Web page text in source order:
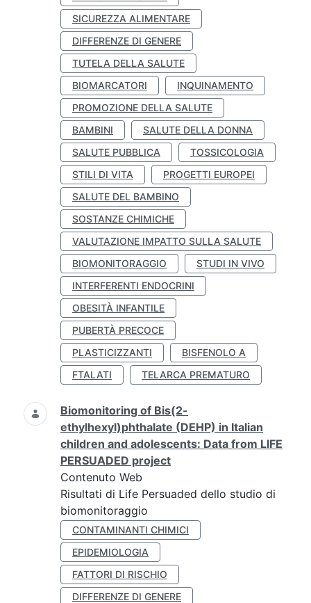
SICUREZZA ALIMENTARE
DIFFERENZE DI GENERE
TUTELA DELLA SALUTE
BIOMARCATORI
INQUINAMENTO
PROMOZIONE DELLA SALUTE
BAMBINI
SALUTE DELLA DONNA
SALUTE PUBBLICA
TOSSICOLOGIA
STILI DI VITA
PROGETTI EUROPEI
SALUTE DEL BAMBINO
SOSTANZE CHIMICHE
VALUTAZIONE IMPATTO SULLA SALUTE
BIOMONITORAGGIO
STUDI IN VIVO
INTERFERENTI ENDOCRINI
OBESITÀ INFANTILE
PUBERTÀ PRECOCE
PLASTICIZZANTI
BISFENOLO A
FTALATI
TELARCA PREMATURO
Biomonitoring of Bis(2-
ethylhexyl)phthalate (DEHP) in Italian
children and adolescents: Data from LIFE
PERSUADED project
Contenuto Web
Risultati di Life Persuaded dello studio di
biomonitoraggio
CONTAMINANTI CHIMICI
EPIDEMIOLOGIA
FATTORI DI RISCHIO
DIFFERENZE DI GENERE